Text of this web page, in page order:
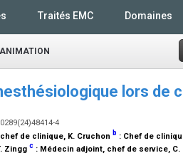
Traités EMC Domaines
lors de
4
de clinique, K. Cruchon b : Chef de
Zingg c : Médecin adjoint, chef de service,